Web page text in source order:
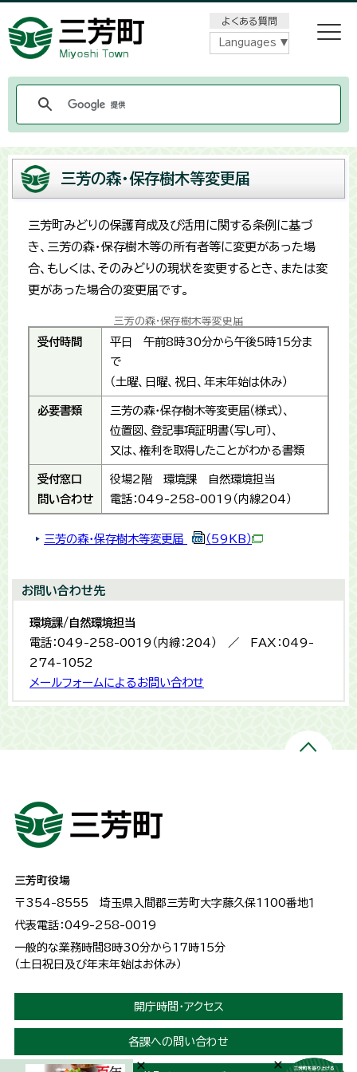
よくある質問
Languages
三芳の森・保存樹木等変更届
三芳町みどりの保護育成及び活用に関する条例に基づ
き、三芳の森・保存樹木等の所有者等に変更があった場
合、もしくは、そのみどりの現状を変更するとき、または変
更があった場合の変更届です。
三芳の森・保存樹木等変更届
受付時間
平日 午前8時30分から午後5時15分ま
で
（土曜、日曜、祝日、年末年始は休み）
必要書類
三芳の森・保存樹木等変更届（様式）、
位置図、登記事項証明書（写し可）、
又は、権利を取得したことがわかる書類
受付窓口
問い合わせ
役場2階 環境課 自然環境担当
電話：049-258-0019（内線204）
三芳の森・保存樹木等変更届 （59KB）
お問い合わせ先
環境課/自然環境担当
電話：049-258-0019（内線：204） ／ FAX：049-
274-1052
メールフォームによるお問い合わせ
三芳町役場
〒354-8555 埼玉県入間郡三芳町大字藤久保1100番地１
代表電話：049-258-0019
一般的な業務時間8時30分から17時15分
（土日祝日及び年末年始はお休み）
開庁時間・アクセス
各課への問い合わせ